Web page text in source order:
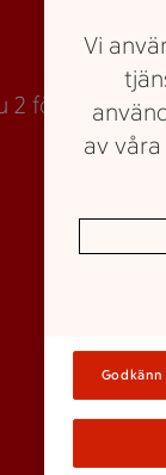
2 för 35kr.
Vi
av